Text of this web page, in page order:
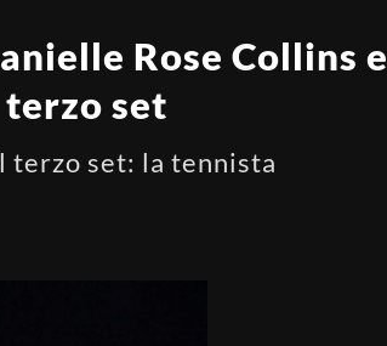
Rose Collins e
set
terzo set: la tennista